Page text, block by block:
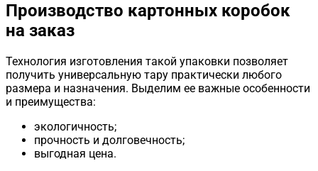
Производство картонных коробок
на заказ
Технология изготовления такой упаковки позволяет
получить универсальную тару практически любого
размера и назначения. Выделим ее важные особенности
и преимущества:
экологичность;
прочность и долговечность;
выгодная цена.